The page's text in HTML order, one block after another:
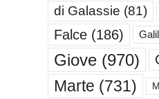
di Galassie (81)
Falce(186)
Giove(970)
Marte (731)